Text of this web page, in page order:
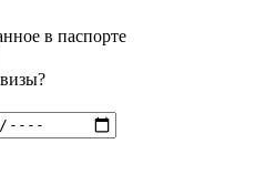
в паспорте